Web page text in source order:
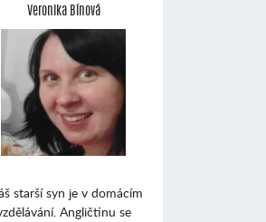
Veronika Bínová
starší syn je v domácím
Angličtinu se